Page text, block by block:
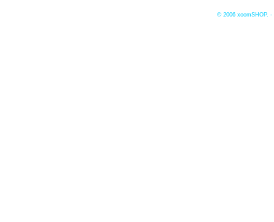
© 2006 xoomSHOP. -